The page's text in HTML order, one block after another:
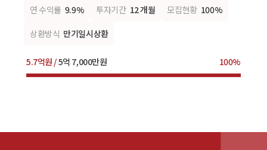
연 수익률 9.9% 투자기간 12 개월 모집현황 100%
상환방식 만기일시상환
5.7억원 /5억 7,000만원 100%